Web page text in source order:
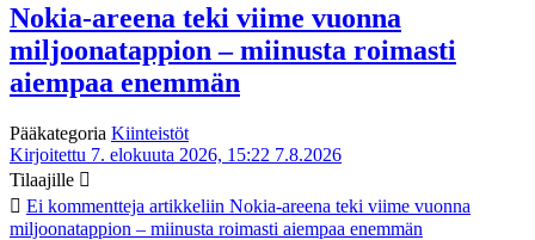
Nokia-areena teki viime vuonna
miljoonatappion – miinusta roimasti
aiempaa enemmän
Pääkategoria Kiinteistöt
Kirjoitettu 7. elokuuta 2026, 15:22 7.8.2026
Tilaajille
Ei kommentteja artikkeliin Nokia-areena teki viime vuonna
miljoonatappion – miinusta roimasti aiempaa enemmän